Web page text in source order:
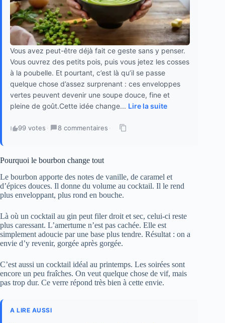
Vous avez peut-être déjà fait ce geste sans y penser.
Vous ouvrez des petits pois, puis vous jetez les cosses
à la poubelle. Et pourtant, c’est là qu’il se passe
quelque chose d’assez surprenant : ces enveloppes
vertes peuvent devenir une soupe douce, fine et
pleine de goût.Cette idée change... Lire la suite
99 votes · 8 commentaires ·
Pourquoi le bourbon change tout
Le bourbon apporte des notes de vanille, de caramel et
d’épices douces. Il donne du volume au cocktail. Il le rend
plus enveloppant, plus rond en bouche.
Là où un cocktail au gin peut filer droit et sec, celui-ci reste
plus caressant. L’amertume n’est pas cachée. Elle est
simplement adoucie par une base plus tendre. Résultat : on a
envie d’y revenir, gorgée après gorgée.
C’est aussi un cocktail idéal au printemps. Les soirées sont
encore un peu fraîches. On veut quelque chose de vif, mais
pas trop dur. Ce verre répond très bien à cette envie.
A LIRE AUSSI